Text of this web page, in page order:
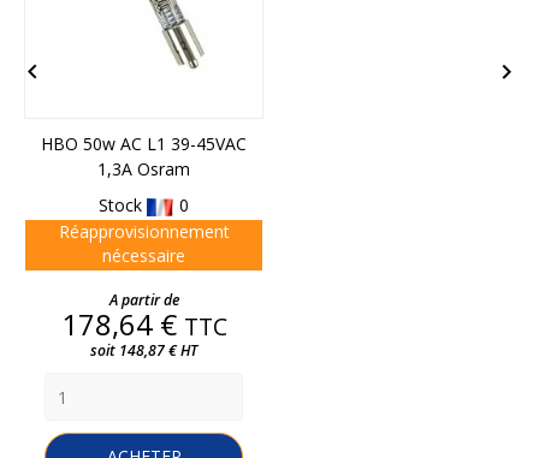
HBO 50w AC L1 39-45VAC
1,3A Osram
Stock
0
Réapprovisionnement
nécessaire
Prix
A partir de
178,64 € TTC
soit 148,87 € HT
 